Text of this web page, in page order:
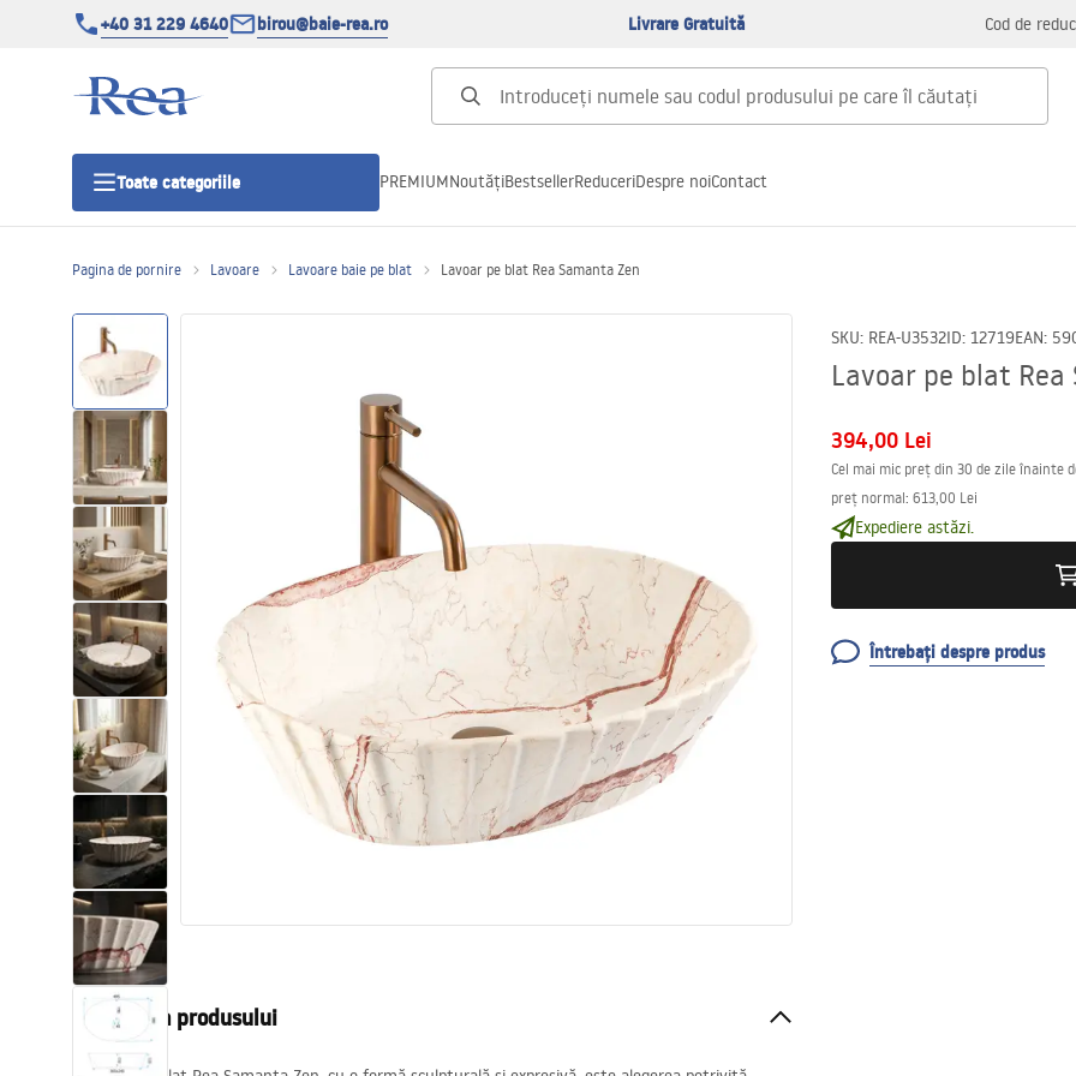
+40 31 229 4640 birou@baie-rea.ro Livrare Gratuită Cod de
Toate categoriile
Usi pentru cabine de dus
Cadite de dus
Rigole Liniare
Vase WC si Bideuri
Lavoare
Cazi cu paravane
Baterii sanitare
Dusuri
Bucatarie
Accesorii și mobilier pentru baie
PREMIUMNoutățiBestsellerReduceriDespre noiContact
Pagina de pornire Lavoare Lavoare baie pe blat Lavoar pe blat Rea Samanta Zen
SKU: REA-U3532ID: 12719EAN:
Lavoar pe blat
394,00 Lei
Cel mai mic preț din 30 de zile înainte
preț normal: 613,00 Lei
Expediere astăzi.
Întrebați despre produs
Descrierea produsului